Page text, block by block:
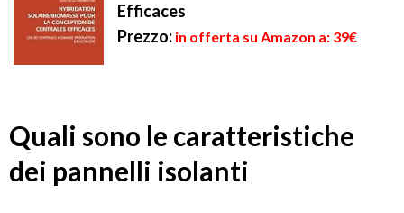
Efficaces
Prezzo: in offerta su Amazon a: 39€
Quali sono le caratteristiche
dei pannelli isolanti